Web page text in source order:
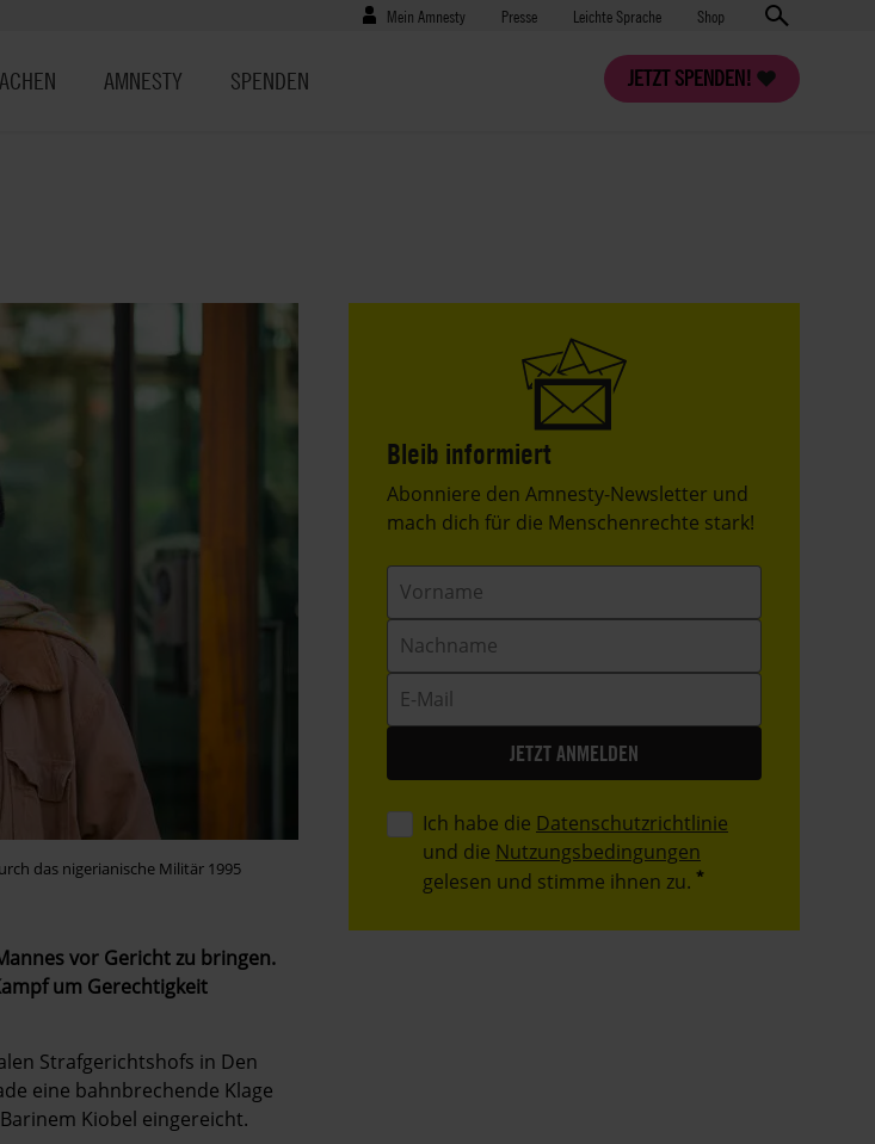
Benutzermenü
Mein Amnesty Presse
Presse Leichte Sprache Shop
JETZT SPENDEN!
AMNESTY SPENDEN
das nigerianische Militär 1995
vor Gericht zu bringen.
um Gerechtigkeit
Strafgerichtshofs in Den
eine bahnbrechende Klage
Kiobel eingereicht.
Bleib informiert
Header
Text
Abonniere den Amnesty-Newsletter und
mach dich für die Menschenrechte stark!
Vorname
Nachname
E-
Mail
Ich habe die Datenschutzrichtlinie
und die Nutzungsbedingungen
gelesen und stimme ihnen zu.